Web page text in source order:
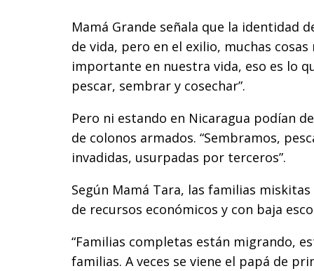
Mamá Grande señala que la identidad
de vida, pero en el exilio, muchas
importante en nuestra vida, eso es lo
pescar, sembrar y cosechar”.
Pero ni estando en Nicaragua podían
de colonos armados. “Sembramos,
invadidas, usurpadas por terceros”.
Según Mamá Tara, las familias
de recursos económicos y con baja
“Familias completas están migrando,
familias. A veces se viene el papá de